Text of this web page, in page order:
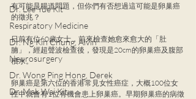
Dr. Lee Yue Kit
Respiratory Medicine
Dr. Ng Kin Chung, Alvin
Neurosurgery
Dr. Wong Ping Hong, Derek
Dr. Mak Wai Kit
有可能是腸道問題，但你們有否想過這可能是卵巢癌
的徵兆？
日前有位60歲女士，前來檢查她愈來愈大的「肚
腩」，經超聲波檢查後，發現是20cm的卵巢癌及腹部
積水。
卵巢癌是第六位的香港常見女性癌症，大概100位女
性中就會有1位有機會患上卵巢癌。早期卵巢癌的病徵